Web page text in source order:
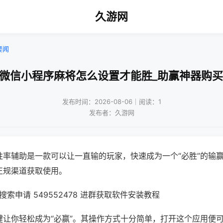
久游网
闻
信小程序麻将怎么设置才能胜_助赢神器购
发布时间：2026-08-06｜阅读：1
发布者：久游网
辅助是一款可以让一直输的玩家，快速成为一个“必胜”的输
渠道获取使用。
索申请 549552478 进群获取软件安装教程
你轻松成为“必赢”。其操作方式十分简单，打开这个应用便